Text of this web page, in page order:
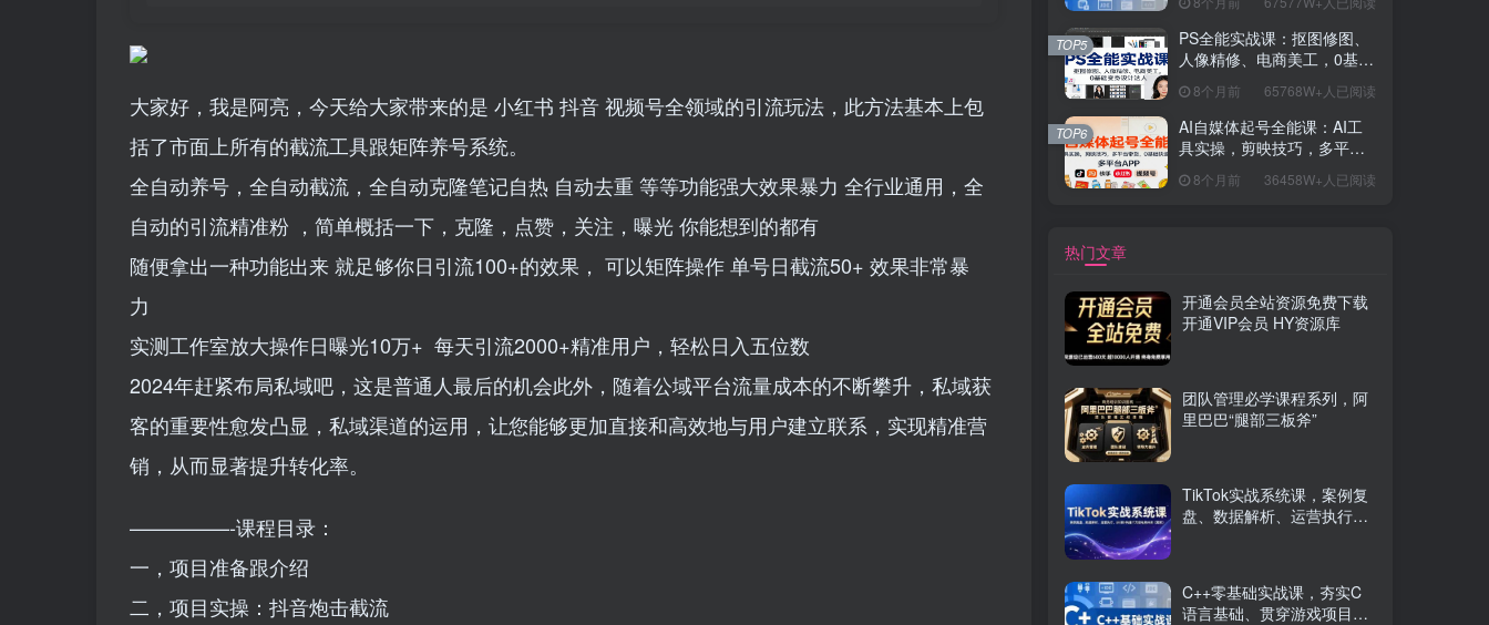
大家好，我是阿亮，今天给大家带来的是 小红书 抖音 视频号全领域的引流玩法，此方法基本上包
括了市面上所有的截流工具跟矩阵养号系统。
全自动养号，全自动截流，全自动克隆笔记自热 自动去重 等等功能强大效果暴力 全行业通用，全
自动的引流精准粉 ，简单概括一下，克隆，点赞，关注，曝光 你能想到的都有
随便拿出一种功能出来 就足够你日引流100+的效果， 可以矩阵操作 单号日截流50+ 效果非常暴
力
实测工作室放大操作日曝光10万+ 每天引流2000+精准用户，轻松日入五位数
2024年赶紧布局私域吧，这是普通人最后的机会此外，随着公域平台流量成本的不断攀升，私域获
客的重要性愈发凸显，私域渠道的运用，让您能够更加直接和高效地与用户建立联系，实现精准营
销，从而显著提升转化率。
—————-课程目录：
一，项目准备跟介绍
二，项目实操：抖音炮击截流
薪15K+岗位
PS全能实战课：抠图修图、
人像精修、电商美工，0基础
8个月前 65768W+人已阅读
TOP5
AI自媒体起号全能课：AI工
具实操，剪映技巧，多平台
8个月前 36458W+人已阅读
TOP6
热门文章
开通会员全站资源免费下载
开通VIP会员 HY资源库
团队管理必学课程系列，阿
里巴巴“腿部三板斧”
TikTok实战系统课，案例复
盘、数据解析、运营执行，
C++零基础实战课，夯实C
语言基础、贯穿游戏项目、